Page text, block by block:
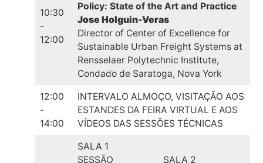
10:30
-
12:00
Policy: State of the Art and Practice
Jose Holguin-Veras
Director of Center of Excellence for
Sustainable Urban Freight Systems at
Rensselaer Polytechnic Institute,
Condado de Saratoga, Nova York
12:00
-
14:00
INTERVALO ALMOÇO, VISITAÇÃO AOS
ESTANDES DA FEIRA VIRTUAL E AOS
VÍDEOS DAS SESSÕES TÉCNICAS
SALA 1
SESSÃO
SALA 2